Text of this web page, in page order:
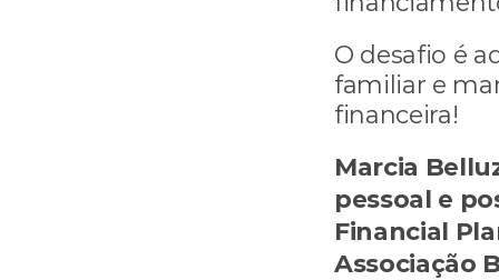
O desafio é
familiar e
financeira!
Marcia
pessoal e
Financial
Associação